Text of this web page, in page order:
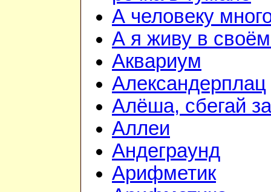
А человеку
А я живу в своём
Аквариум
Александерплац
Алёша, сбегай
Аллеи
Андеграунд
Арифметик